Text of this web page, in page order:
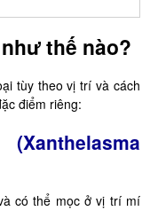
thế nào?
tùy theo vị trí và cách
điểm riêng:
có thể mọc ở vị trí mí